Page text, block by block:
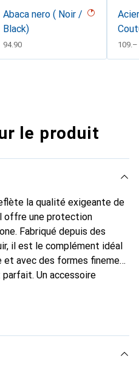
Abaca nero ( Noir /
Black)
CHF
94.90 CHF
109.–
le produit
la qualité exigeante de
offre une protection
Fabriqué depuis des
il est le complément idéal
et avec des formes finement
Un accessoire
pour ses produits